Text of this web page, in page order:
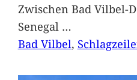
Zwischen Bad Vilbel-
Senegal …
Bad Vilbel,